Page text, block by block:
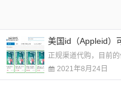
美国id（Appleid）
正规渠道代购，目前
2021年8月24日